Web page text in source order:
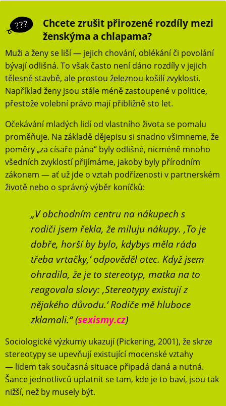
Chcete zrušit přirozené rozdíly mezi
ženskýma a chlapama?
Muži a ženy se liší — jejich chování, oblékání či povolání
bývají odlišná. To však často není dáno rozdíly v jejich
tělesné stavbě, ale prostou železnou košilí zvyklosti.
Například ženy jsou stále méně zastoupené v politice,
přestože volební právo mají přibližně sto let.
Očekávání mladých lidí od vlastního života se pomalu
proměňuje. Na základě dějepisu si snadno všimneme, že
poměry „za císaře pána“ byly odlišné, nicméně mnoho
všedních zvyklostí přijímáme, jakoby byly přírodním
zákonem — ať už jde o vztah podřízenosti v partnerském
životě nebo o správný výběr koníčků:
„V obchodním centru na nákupech s
rodiči jsem řekla, že miluju nákupy. ‚To je
dobře, horší by bylo, kdybys měla ráda
třeba vrtačky,‘ odpověděl otec. Když jsem
ohradila, že je to stereotyp, matka na to
reagovala slovy: ,Stereotypy existují z
nějakého důvodu.‘ Rodiče mě hluboce
zklamali.“ (sexismy.cz)
Sociologické výzkumy ukazují (Pickering, 2001), že skrze
stereotypy se upevňují existující mocenské vztahy
— lidem tak současná situace připadá daná a nutná.
Šance jednotlivců uplatnit se tam, kde je to baví, jsou tak
nižší, než by musely být.